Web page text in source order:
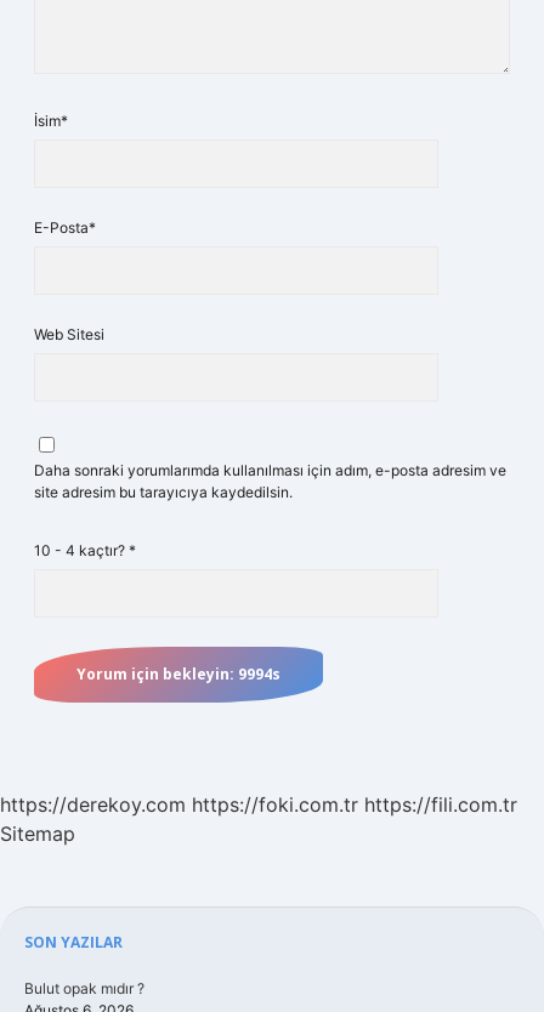
İsim*
E-Posta*
Web Sitesi
Daha sonraki yorumlarımda kullanılması için adım, e-posta adresim ve
site adresim bu tarayıcıya kaydedilsin.
10 - 4 kaçtır? *
https://derekoy.com https://foki.com.tr https://fili.com.tr
Sitemap
Sidebar
SON YAZILAR
Bulut opak mıdır ?